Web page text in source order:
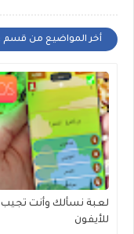
أخر المواضيع من قسم :
لعبة نسألك وأنت تجيب
للأيفون